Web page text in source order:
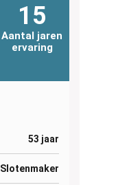
15
Aantal jaren
ervaring
53 jaar
Slotenmaker